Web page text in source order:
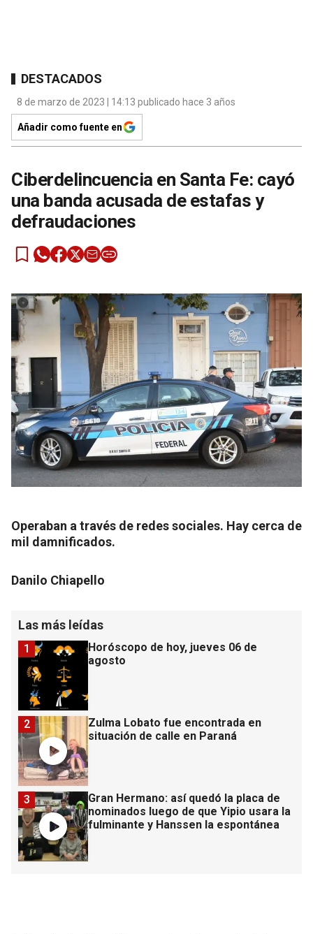
DESTACADOS
8 de marzo de 2023 | 14:13 publicado hace 3 años
Añadir como fuente en
Ciberdelincuencia en Santa Fe: cayó
una banda acusada de estafas y
defraudaciones
Operaban a través de redes sociales. Hay cerca de
mil damnificados.
Danilo Chiapello
Las más leídas
Horóscopo de hoy, jueves 06 de
agosto
1
Zulma Lobato fue encontrada en
situación de calle en Paraná
2
Gran Hermano: así quedó la placa de
nominados luego de que Yipio usara la
fulminante y Hanssen la espontánea
3